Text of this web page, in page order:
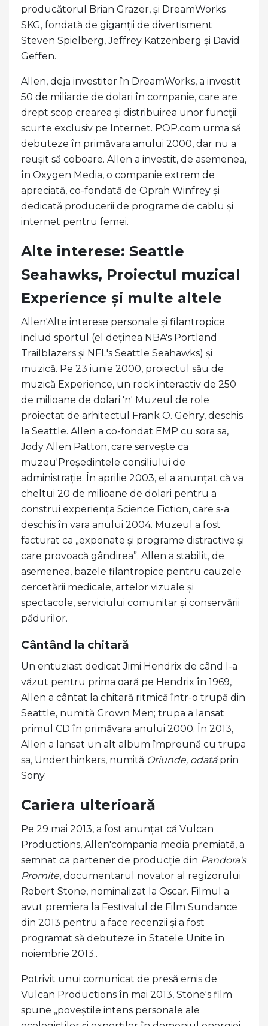
producătorul Brian Grazer, și DreamWorks
SKG, fondată de giganții de divertisment
Steven Spielberg, Jeffrey Katzenberg și David
Geffen.
Allen, deja investitor în DreamWorks, a investit
50 de miliarde de dolari în companie, care are
drept scop crearea și distribuirea unor funcții
scurte exclusiv pe Internet. POP.com urma să
debuteze în primăvara anului 2000, dar nu a
reușit să coboare. Allen a investit, de asemenea,
în Oxygen Media, o companie extrem de
apreciată, co-fondată de Oprah Winfrey și
dedicată producerii de programe de cablu și
internet pentru femei.
Alte interese: Seattle
Seahawks, Proiectul muzical
Experience și multe altele
Allen'Alte interese personale și filantropice
includ sportul (el deținea NBA's Portland
Trailblazers și NFL's Seattle Seahawks) și
muzică. Pe 23 iunie 2000, proiectul său de
muzică Experience, un rock interactiv de 250
de milioane de dolari 'n' Muzeul de role
proiectat de arhitectul Frank O. Gehry, deschis
la Seattle. Allen a co-fondat EMP cu sora sa,
Jody Allen Patton, care servește ca
muzeu'Președintele consiliului de
administrație. În aprilie 2003, el a anunțat că va
cheltui 20 de milioane de dolari pentru a
construi experiența Science Fiction, care s-a
deschis în vara anului 2004. Muzeul a fost
facturat ca „exponate și programe distractive și
care provoacă gândirea”. Allen a stabilit, de
asemenea, bazele filantropice pentru cauzele
cercetării medicale, artelor vizuale și
spectacole, serviciului comunitar și conservării
pădurilor.
Cântând la chitară
Un entuziast dedicat Jimi Hendrix de când l-a
văzut pentru prima oară pe Hendrix în 1969,
Allen a cântat la chitară ritmică într-o trupă din
Seattle, numită Grown Men; trupa a lansat
primul CD în primăvara anului 2000. În 2013,
Allen a lansat un alt album împreună cu trupa
sa, Underthinkers, numită Oriunde, odată prin
Sony.
Cariera ulterioară
Pe 29 mai 2013, a fost anunțat că Vulcan
Productions, Allen'compania media premiată, a
semnat ca partener de producție din Pandora's
Promite, documentarul novator al regizorului
Robert Stone, nominalizat la Oscar. Filmul a
avut premiera la Festivalul de Film Sundance
din 2013 pentru a face recenzii și a fost
programat să debuteze în Statele Unite în
noiembrie 2013..
Potrivit unui comunicat de presă emis de
Vulcan Productions în mai 2013, Stone's film
spune „poveștile intens personale ale